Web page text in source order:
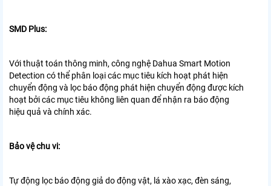
SMD Plus:
Với thuật toán thông minh, công nghệ Dahua Smart Motion
Detection có thể phân loại các mục tiêu kích hoạt phát hiện
chuyển động và lọc báo động phát hiện chuyển động được kích
hoạt bởi các mục tiêu không liên quan để nhận ra báo động
hiệu quả và chính xác.
Bảo vệ chu vi:
Tự động lọc báo động giả do động vật, lá xào xạc, đèn sáng,